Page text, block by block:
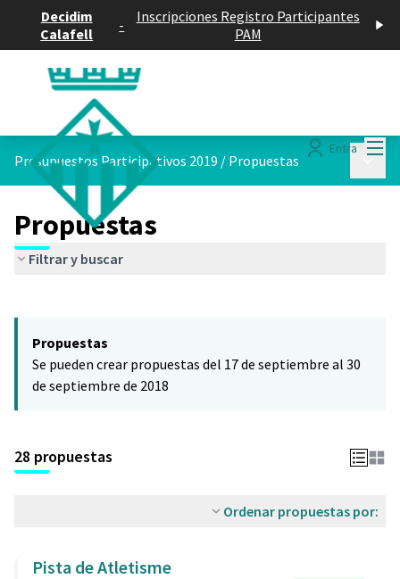
Decidim
Calafell
-
Inscripciones Registro Participantes
PAM
Entra
Presupuestos Participativos 2019 / Propuestas
Propuestas
Filtrar y buscar
−
Propuestas
Se pueden crear propuestas del 17 de septiembre al 30
de septiembre de 2018
28 propuestas
Ordenar propuestas por:
Pista de Atletisme